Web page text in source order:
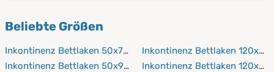
die sich angenehm anfühlen.
Beliebte Größen
Inkontinenz Bettlaken 50x70 cm
Inkontinenz Bettlaken 50x90 cm
Inkontinenz Bettlaken
Inkontinenz Bettlaken